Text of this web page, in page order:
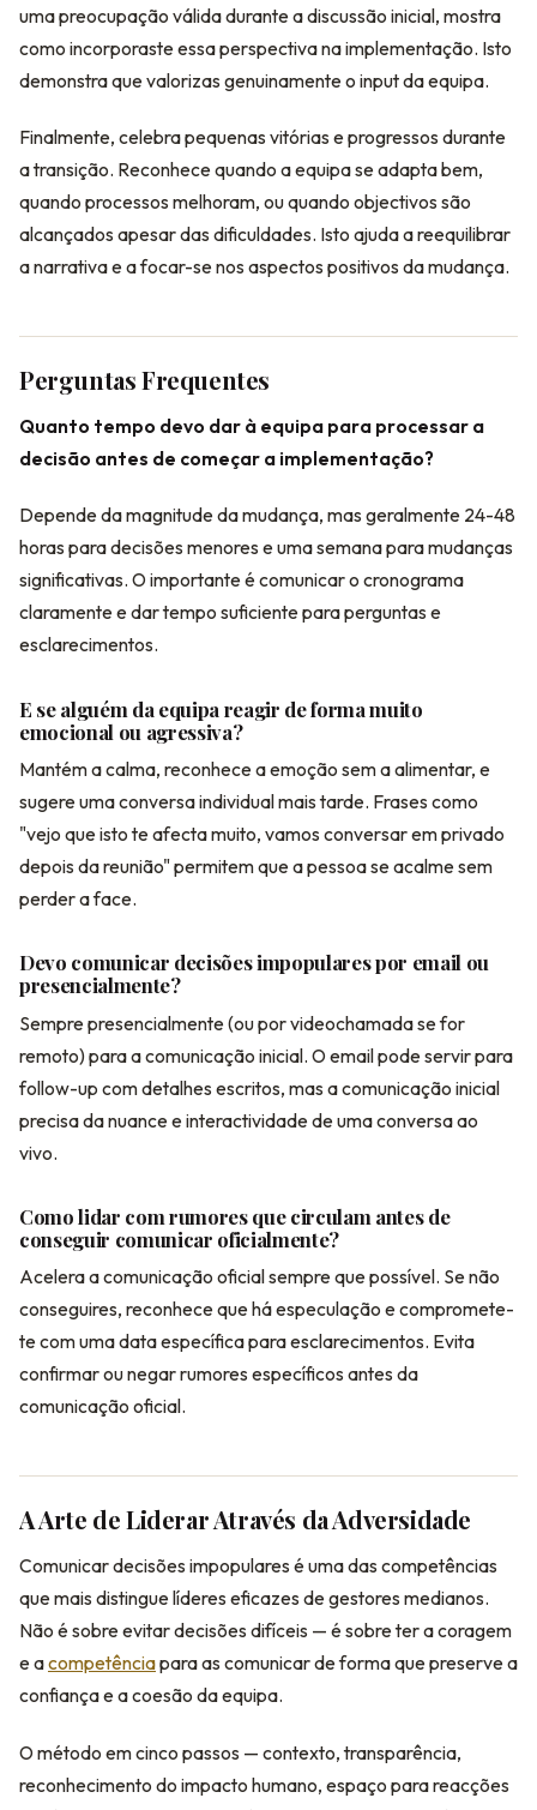
uma preocupação válida durante a discussão inicial, mostra
como incorporaste essa perspectiva na implementação. Isto
demonstra que valorizas genuinamente o input da equipa.
Finalmente, celebra pequenas vitórias e progressos durante
a transição. Reconhece quando a equipa se adapta bem,
quando processos melhoram, ou quando objectivos são
alcançados apesar das dificuldades. Isto ajuda a reequilibrar
a narrativa e a focar-se nos aspectos positivos da mudança.
Perguntas Frequentes
Quanto tempo devo dar à equipa para processar a
decisão antes de começar a implementação?
Depende da magnitude da mudança, mas geralmente 24-48
horas para decisões menores e uma semana para mudanças
significativas. O importante é comunicar o cronograma
claramente e dar tempo suficiente para perguntas e
esclarecimentos.
E se alguém da equipa reagir de forma muito
emocional ou agressiva?
Mantém a calma, reconhece a emoção sem a alimentar, e
sugere uma conversa individual mais tarde. Frases como
"vejo que isto te afecta muito, vamos conversar em privado
depois da reunião" permitem que a pessoa se acalme sem
perder a face.
Devo comunicar decisões impopulares por email ou
presencialmente?
Sempre presencialmente (ou por videochamada se for
remoto) para a comunicação inicial. O email pode servir para
follow-up com detalhes escritos, mas a comunicação inicial
precisa da nuance e interactividade de uma conversa ao
vivo.
Como lidar com rumores que circulam antes de
conseguir comunicar oficialmente?
Acelera a comunicação oficial sempre que possível. Se não
conseguires, reconhece que há especulação e compromete-
te com uma data específica para esclarecimentos. Evita
confirmar ou negar rumores específicos antes da
comunicação oficial.
A Arte de Liderar Através da Adversidade
Comunicar decisões impopulares é uma das competências
que mais distingue líderes eficazes de gestores medianos.
Não é sobre evitar decisões difíceis — é sobre ter a coragem
e acompetênciapara as comunicar de forma que preserve a
confiança e a coesão da equipa.
O método em cinco passos — contexto, transparência,
reconhecimento do impacto humano, espaço para reacções